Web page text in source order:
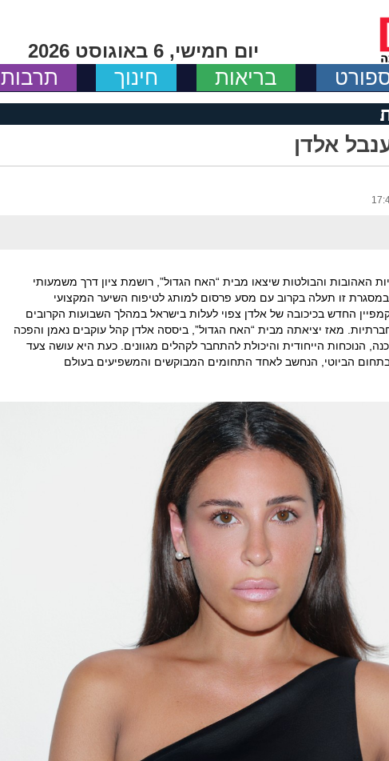
יום חמישי, 6 באוגוסט 2026
בריאות חינוך תרבות
אלדן
האהובות והבולטות שיצאו מבית “האח הגדול”, רושמת ציון דרך משמעותי
במסגרת זו תעלה בקרוב עם מסע פרסום למותג לטיפוח השיער המקצועי
החדש בכיכובה של אלדן צפוי לעלות בישראל במהלך השבועות הקרובים
מאז יציאתה מבית “האח הגדול”, ביססה אלדן קהל עוקבים נאמן והפכה
הנוכחות הייחודית והיכולת להתחבר לקהלים מגוונים. כעת היא עושה צעד
בתחום הביוטי, הנחשב לאחד התחומים המבוקשים והמשפיעים בעולם